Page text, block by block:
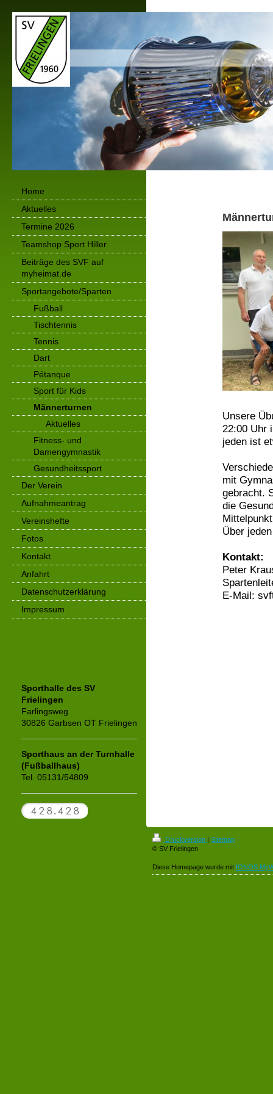
Unsere
22:00 Uhr
jeden ist
mit
gebracht.
die
Über
Kontakt:
Peter
E-Mail:
Home
Aktuelles
Termine 2026
Teamshop Sport Hiller
Beiträge des SVF auf
myheimat.de
Sportangebote/Sparten
Fußball
Tischtennis
Tennis
Dart
Pétanque
Sport für Kids
Männerturnen
Aktuelles
Fitness- und
Damengymnastik
Gesundheitssport
Der Verein
Aufnahmeantrag
Vereinshefte
Fotos
Kontakt
Anfahrt
Datenschutzerklärung
Impressum
Sporthalle des SV
Frielingen
Farlingsweg
30826 Garbsen OT Frielingen
Sporthaus an der Turnhalle
(Fußballhaus)
Tel. 05131/54809
Druckversion | Sitemap
© SV Frielingen
Diese Homepage wurde mit IONOS